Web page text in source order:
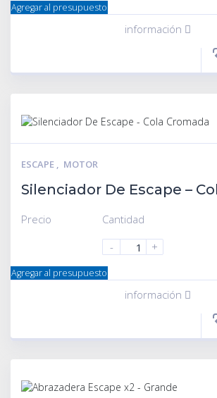
Agregar al presupuesto
información
ESCAPE , MOTOR
Silenciador De Escape –
Precio
Cantidad
-
+
Agregar al presupuesto
información